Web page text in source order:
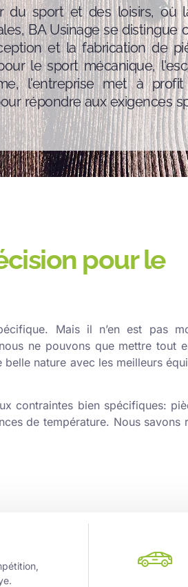
du sport et des loisirs, où
BA Usinage se distingue
et la fabrication de
le sport mécanique,
l'entreprise met à
répondre aux exigences
pour le
Mais il n’en est pas
ne pouvons que mettre tout
nature avec les meilleurs
contraintes bien spécifiques:
de température. Nous savons